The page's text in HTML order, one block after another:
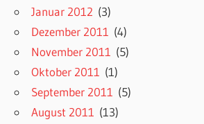
Januar 2012 (3)
Dezember 2011 (4)
November 2011 (5)
Oktober 2011 (1)
September 2011 (5)
August 2011 (13)